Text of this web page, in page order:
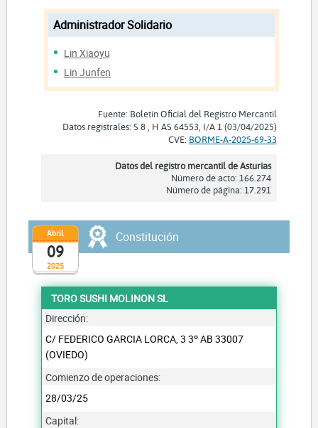
Administrador Solidario
Lin Xiaoyu
Lin Junfen
Fuente: Boletín Oficial del Registro Mercantil
Datos registrales: S 8 , H AS 64553, I/A 1 (03/04/2025)
CVE: BORME-A-2025-69-33
Datos del registro mercantil de Asturias
Número de acto: 166.274
Número de página: 17.291
2025
Abril
09
Constitución
TORO SUSHI MOLINON SL
Dirección:
C/ FEDERICO GARCIA LORCA, 3 3º AB 33007
(OVIEDO)
Comienzo de operaciones:
28/03/25
Capital: